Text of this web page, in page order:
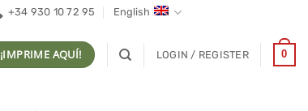
+34 930 10 72 95 English
¡IMPRIME AQUÍ! LOGIN / REGISTER 0